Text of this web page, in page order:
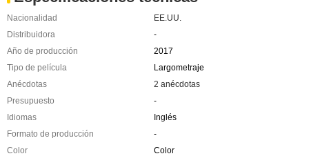
Nacionalidad
EE.UU.
Distribuidora
-
Año de producción
2017
Tipo de película
Largometraje
Anécdotas
2 anécdotas
Presupuesto
-
Idiomas
Inglés
Formato de producción
-
Color
Color